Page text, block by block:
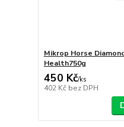
Mikrop Horse
Health750g
450 Kč/ks
402 Kč bez DPH